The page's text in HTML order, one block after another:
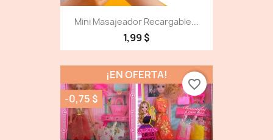
Mini Masajeador Recargable...
1,99 $
¡EN OFERTA!
-0,75 $
favorite_border